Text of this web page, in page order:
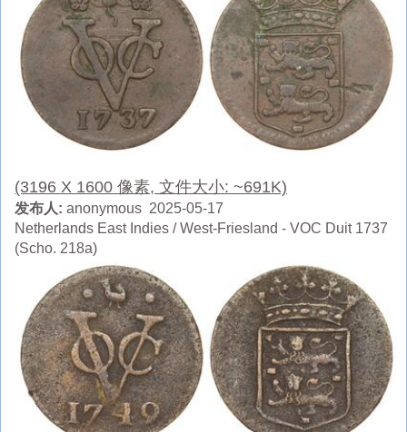
(3196 X 1600 像素, 文件大小: ~691K)
发布人: anonymous 2025-05-17
Netherlands East Indies / West-Friesland - VOC Duit 1737
(Scho. 218a)